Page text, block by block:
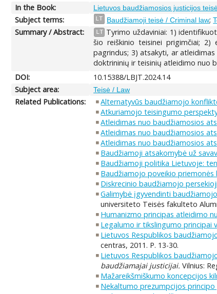
In the Book: Lietuvos baudžiamosios justicijos
Subject terms:
LT Baudžiamoji teisė / Criminal law;
Summary / Abstract: LT Tyrimo uždaviniai: 1)
šio reiškinio teisinei prigimčiai; 2)
pagrindus; 3) atsakyti, ar
doktrininių ir teisinių atleidimo nuo
DOI:
10.15388/LBJT.2024.14
Subject area:
Teisė / Law
Related Publications: Alternatyvūs baudžiamojo
Atkuriamojo teisingumo
Atleidimas nuo baudžiamosios
Atleidimas nuo baudžiamosios
Atleidimas nuo baudžiamosios
Baudžiamoji atsakomybė už
Baudžiamoji politika Lietuvoje:
Baudžiamojo poveikio
Diskrecinio baudžiamojo
Galimybė įgyvendinti
universiteto Teisės fakulteto
Humanizmo principas atleidimo
Legalumo ir tikslingumo principai
Lietuvos Respublikos
centras, 2011. P. 13-30.
Lietuvos Respublikos
baudžiamajai justicijai. Vilnius:
Mažareikšmiškumo koncepcijos
Nekaltumo prezumpcijos